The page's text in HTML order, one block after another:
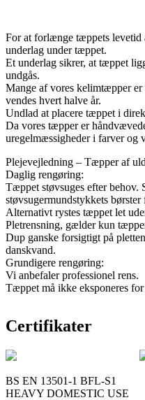
For at forlænge tæppets
underlag under tæppet.
Et underlag sikrer, at tæppet
undgås.
Mange af vores kelimtæpper
vendes hvert halve år.
Undlad at placere tæppet i
Da vores tæpper er
uregelmæssigheder i farver og
Plejevejledning – Tæpper af
Daglig rengøring:
Tæppet støvsuges efter behov.
støvsugermundstykkets børster
Alternativt rystes tæppet let
Pletrensning, gælder kun
Dup ganske forsigtigt på
danskvand.
Grundigere rengøring:
Vi anbefaler professionel rens.
Tæppet må ikke eksponeres
Certifikater
BS EN 13501-1 BFL-S1
HEAVY DOMESTIC USE